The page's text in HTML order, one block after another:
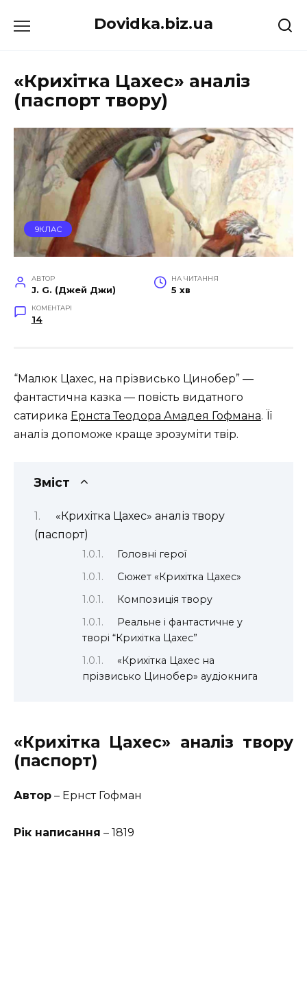
до
Dovidka.biz.ua
«Крихітка Цахес» аналіз
(паспорт твору)
9КЛАС
АВТОР
J. G. (Джей Джи)
НА ЧИТАННЯ
5 хв
КОМЕНТАРІ
14
“Малюк Цахес, на прізвисько Цинобер” —
фантастична казка — повість видатного
сатирика Ернста Теодора Амадея Гофмана. Її
аналіз допоможе краще зрозуміти твір.
Зміст
«Крихітка Цахес» аналіз твору
(паспорт)
Головні герої
Сюжет «Крихітка Цахес»
Композиція твору
Реальне і фантастичне у
творі “Крихітка Цахес”
«Крихітка Цахес на
прізвисько Цинобер» аудіокнига
«Крихітка Цахес» аналіз твору
(паспорт)
Автор – Ернст Гофман
Рік написання – 1819